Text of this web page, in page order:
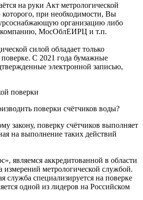
на руки Акт метрологической
при необходимости, Вы
организацию либо
МосОблЕИРЦ и т.п.
силой обладает только
поверке. С 2021 года бумажные
электронной записью,
поверки счётчиков воды?
закону, поверку счётчиков выполняет
на выполнение таких действий
аккредитованной в области
измерений метрологической службой.
служба специализируется на поверке
одной из лидеров на Российском